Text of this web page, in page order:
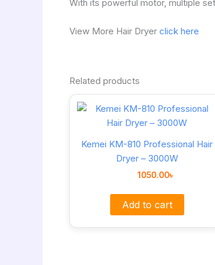
With its powerful motor, multiple
View More Hair Dryer click here
Related products
Kemei KM-810 Professional Hair
Dryer – 3000W
1050.00৳
Add to cart